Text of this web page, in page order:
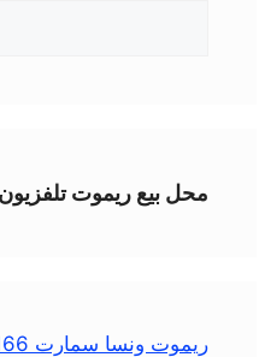
محل بيع ريموت
ريموت